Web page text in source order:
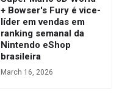
+ Bowser's Fury é vice-
líder em vendas em
ranking semanal da
Nintendo eShop
brasileira
March 16, 2026